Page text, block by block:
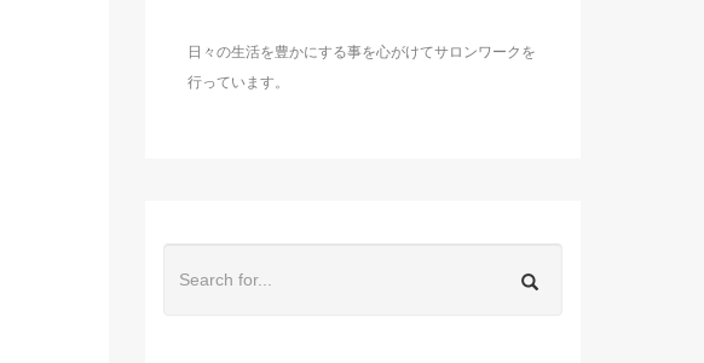
日々の生活を豊かにする事を心がけてサロンワークを
行っています。